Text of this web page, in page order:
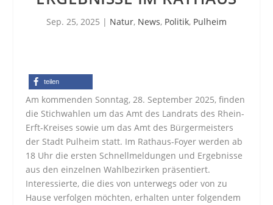
Sep. 25, 2025 | Natur, News, Politik, Pulheim
teilen
Am kommenden Sonntag, 28. September 2025, finden
die Stichwahlen um das Amt des Landrats des Rhein-
Erft-Kreises sowie um das Amt des Bürgermeisters
der Stadt Pulheim statt. Im Rathaus-Foyer werden ab
18 Uhr die ersten Schnellmeldungen und Ergebnisse
aus den einzelnen Wahlbezirken präsentiert.
Interessierte, die dies von unterwegs oder von zu
Hause verfolgen möchten, erhalten unter folgendem